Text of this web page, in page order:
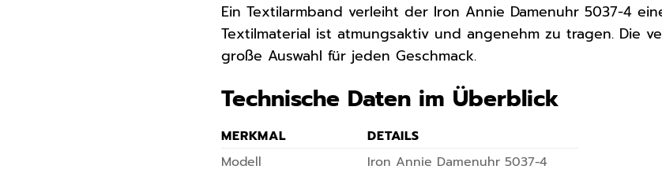
Ein Textilarmband verleiht der Iron Annie Damenuhr 5037-4
Textilmaterial ist atmungsaktiv und angenehm zu tragen. Die
große Auswahl für jeden Geschmack.
Technische Daten im Überblick
MERKMAL
DETAILS
Modell
Iron Annie Damenuhr 5037-4